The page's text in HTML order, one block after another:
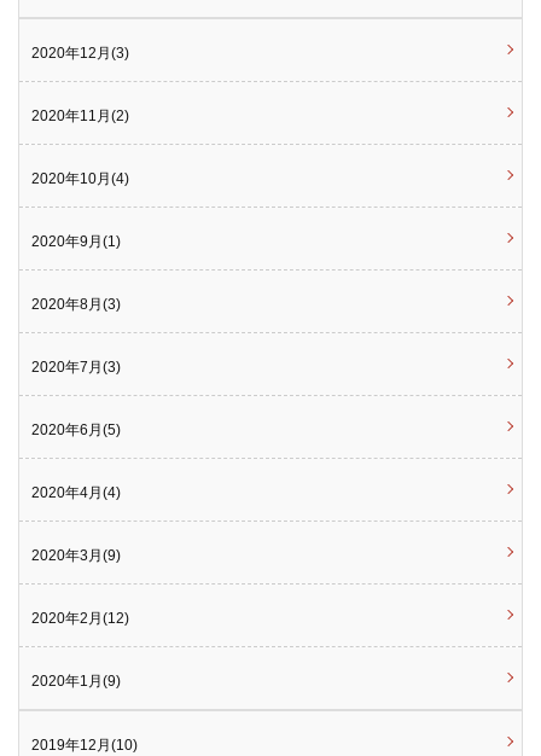
2020年12月(3)
2020年11月(2)
2020年10月(4)
2020年9月(1)
2020年8月(3)
2020年7月(3)
2020年6月(5)
2020年4月(4)
2020年3月(9)
2020年2月(12)
2020年1月(9)
2019年12月(10)